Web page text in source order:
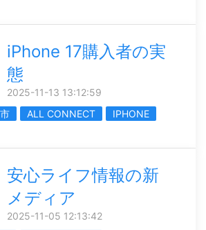
iPhone 17購入者の実
態
2025-11-13 13:12:59
ALL CONNECT
IPHONE
安心ライフ情報の新
メディア
2025-11-05 12:13:42